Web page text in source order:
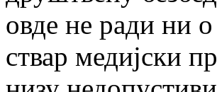
овде не ради ни
ствар медијски